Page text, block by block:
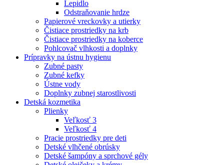
Lepidlo
Odstraňovanie hrdze
Papierové vreckovky a utierky
Čistiace prostriedky na krb
Čistiace prostriedky na koberce
Pohlcovač vlhkosti a doplnky
Prípravky na ústnu hygienu
Zubné pasty
Zubné kefky
Ústne vody
Doplnky zubnej starostlivosti
Detská kozmetika
Plienky
Veľkosť 3
Veľkosť 4
Pracie prostriedky pre deti
Detské vlhčené obrúsky
Detské šampóny a sprchové gély